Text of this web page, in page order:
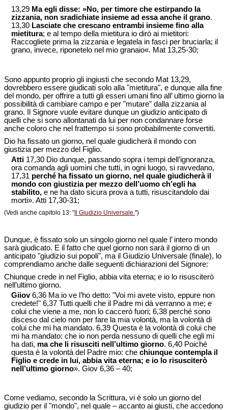
13,29 Ma egli disse: »No, per timore che estirpando la
zizzania, non sradichiate insieme ad essa anche il grano.
13,30 Lasciate che crescano entrambi insieme fino alla
mietitura; e al tempo della mietitura io dirò ai mietitori:
Raccogliete prima la zizzania e legatela in fasci per bruciarla; il
grano, invece, riponetelo nel mio granaio«. Mat 13,25-30;
Sono appunto proprio gli ingiusti che secondo Mat 13,29,
dovrebbero essere giudicati solo alla "mietitura", e dunque alla fine
del mondo, per offrire a tutti gli esseri umani fino all’ ultimo giorno la
possibilità di cambiare campo e per "mutare" dalla zizzania al
grano. Il Signore vuole evitare dunque un giudizio anticipato di
quelli che si sono allontanati da lui per non condannare forse
anche coloro che nel frattempo si sono probabilmente convertiti.
Dio ha fissato un giorno, nel quale giudicherà il mondo con
giustizia per mezzo del Figlio.
Atti 17,30 Dio dunque, passando sopra i tempi dell’ignoranza,
ora comanda agli uomini che tutti, in ogni luogo, si ravvedano,
17,31 perché ha fissato un giorno, nel quale giudicherà il
mondo con giustizia per mezzo dell’uomo ch’egli ha
stabilito, e ne ha dato sicura prova a tutti, risuscitandolo dai
morti». Atti 17,30-31;
(Vedi anche capitolo 13: " Il Giudizio Universale.")
Dunque, è fissato solo un singolo giorno nel quale l’ intero mondo
sarà giudicato. E il fatto che quel giorno non sarà il giorno di un
anticipato "giudizio sui popoli", ma il Giudizio Universale (finale), lo
comprendiamo anche dalle seguenti dichiarazioni del Signore:
Chiunque crede in nel Figlio, abbia vita eterna; e io lo risusciterò
nell’ultimo giorno.
Giiov6,36 Ma io ve l’ho detto: "Voi mi avete visto, eppure non
credete!" 6,37 Tutti quelli che il Padre mi dà verranno a me; e
colui che viene a me, non lo caccerò fuori; 6,38 perché sono
disceso dal cielo non per fare la mia volontà, ma la volontà di
colui che mi ha mandato. 6,39 Questa è la volontà di colui che
mi ha mandato: che io non perda nessuno di quelli che egli mi
ha dati, ma che li risusciti nell’ultimo giorno. 6,40 Poiché
questa è la volontà del Padre mio: che chiunque contempla il
Figlio e crede in lui, abbia vita eterna; e io lo risusciterò
nell’ultimo giorno». Giov 6,36 – 40;
Come vediamo, secondo la Scrittura, vi è solo un giorno del
giudizio per il "mondo", nel quale – accanto ai giusti, che accedono